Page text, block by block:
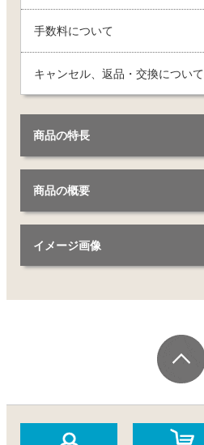
手数料について
キャンセル、返品・交換について
商品の特長
商品の概要
イメージ画像